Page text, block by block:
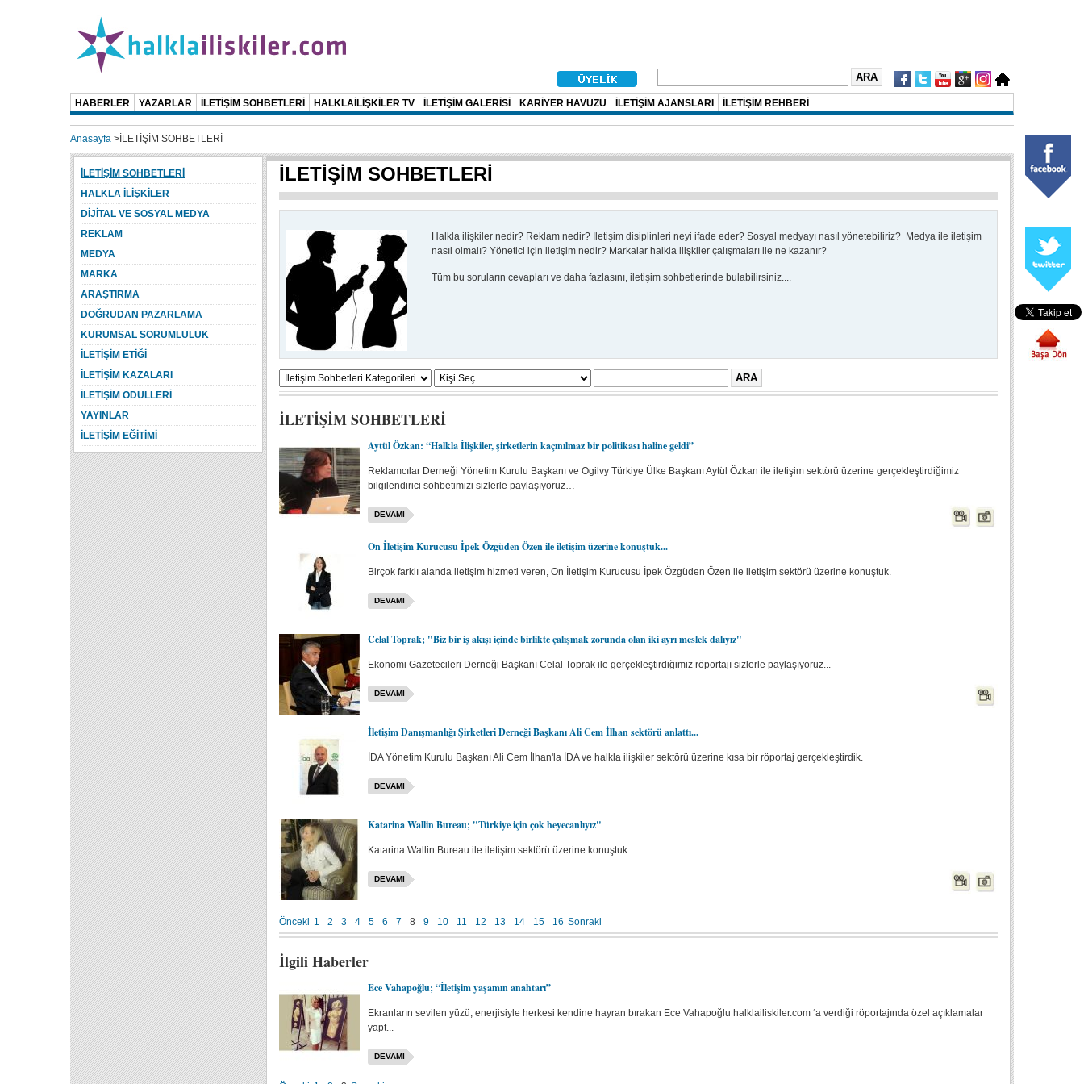
HABERLER YAZARLAR İLETİŞİM SOHBETLERİ HALKLAİLİŞKİLER TV İLETİŞİM GALERİSİ KARİYER HAVUZU İLETİŞİM AJANSLARI İLETİŞİM REHBERİ
Anasayfa > İLETİŞİM SOHBETLERİ
İLETİŞİM SOHBETLERİ
Halkla ilişkiler nedir? Reklam nedir? İletişim disiplinleri neyi ifade eder? Sosyal medyayı nasıl yönetebiliriz? Medya ile iletişim
nasıl olmalı? Yönetici için iletişim nedir? Markalar halkla ilişkiler çalışmaları ile ne kazanır?
Tüm bu soruların cevapları ve daha fazlasını, iletişim sohbetlerinde bulabilirsiniz....
İLETİŞİM SOHBETLERİ
Aytül Özkan: “Halkla İlişkiler, şirketlerin kaçınılmaz bir politikası haline geldi”
Reklamcılar Derneği Yönetim Kurulu Başkanı ve Ogilvy Türkiye Ülke Başkanı Aytül Özkan ile iletişim sektörü üzerine gerçekleştirdiğimiz
bilgilendirici sohbetimizi sizlerle paylaşıyoruz…
DEVAMI
On İletişim Kurucusu İpek Özgüden Özen ile iletişim üzerine konuştuk...
Birçok farklı alanda iletişim hizmeti veren, On İletişim Kurucusu İpek Özgüden Özen ile iletişim sektörü üzerine konuştuk.
DEVAMI
Celal Toprak; "Biz bir iş akışı içinde birlikte çalışmak zorunda olan iki ayrı meslek dalıyız"
Ekonomi Gazetecileri Derneği Başkanı Celal Toprak ile gerçekleştirdiğimiz röportajı sizlerle paylaşıyoruz...
DEVAMI
İletişim Danışmanlığı Şirketleri Derneği Başkanı Ali Cem İlhan sektörü anlattı...
İDA Yönetim Kurulu Başkanı Ali Cem İlhan'la İDA ve halkla ilişkiler sektörü üzerine kısa bir röportaj gerçekleştirdik.
DEVAMI
Katarina Wallin Bureau; "Türkiye için çok heyecanlıyız"
Katarina Wallin Bureau ile iletişim sektörü üzerine konuştuk...
DEVAMI
Önceki 1 2 3 4 5 6 7 8 9 10 11 12 13 14 15 16 Sonraki
İlgili Haberler
Ece Vahapoğlu; “İletişim yaşamın anahtarı”
Ekranların sevilen yüzü, enerjisiyle herkesi kendine hayran bırakan Ece Vahapoğlu halklailiskiler.com ‘a verdiği röportajında özel açıklamalar
yapt...
DEVAMI
İLETİŞİM SOHBETLERİ
HALKLA İLİŞKİLER
DİJİTAL VE SOSYAL MEDYA
REKLAM
MEDYA
MARKA
ARAŞTIRMA
DOĞRUDAN PAZARLAMA
KURUMSAL SORUMLULUK
İLETİŞİM ETİĞİ
İLETİŞİM KAZALARI
İLETİŞİM ÖDÜLLERİ
YAYINLAR
İLETİŞİM EĞİTİMİ